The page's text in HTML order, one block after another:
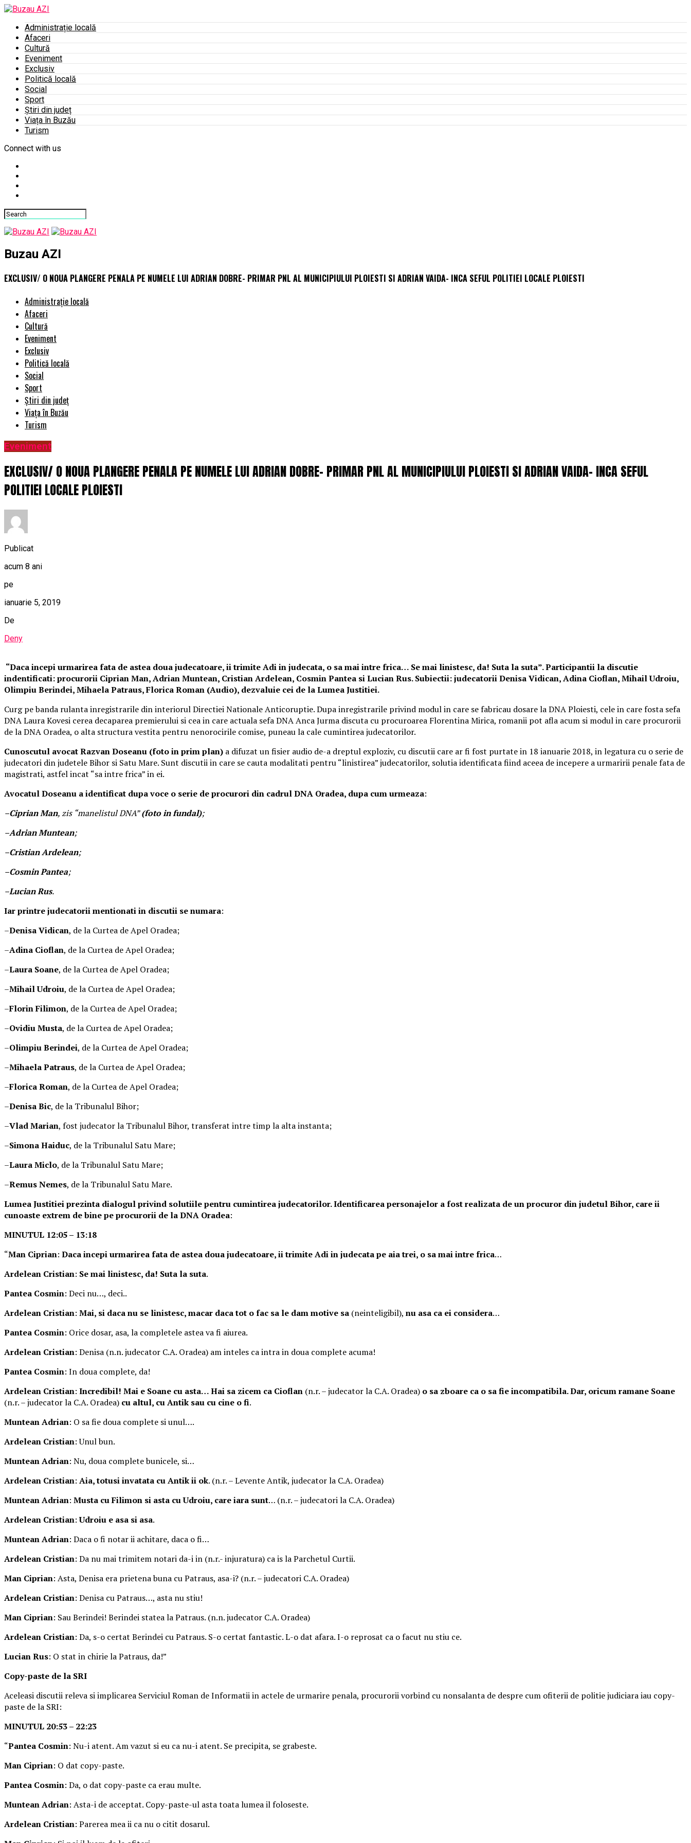
Administrație locală
Afaceri
Cultură
Eveniment
Exclusiv
Politică locală
Social
Sport
Știri din județ
Viața în Buzău
Turism
Connect with us
Buzau AZI
EXCLUSIV/ O NOUA PLANGERE PENALA PE NUMELE LUI ADRIAN DOBRE- PRIMAR PNL AL MUNICIPIULUI PLOIESTI SI ADRIAN VAIDA- INCA SEFUL POLITIEI LOCALE PLOIESTI
Administrație locală
Afaceri
Cultură
Eveniment
Exclusiv
Politică locală
Social
Sport
Știri din județ
Viața în Buzău
Turism
Eveniment
EXCLUSIV/ O NOUA PLANGERE PENALA PE NUMELE LUI ADRIAN DOBRE- PRIMAR PNL AL MUNICIPIULUI PLOIESTI SI ADRIAN VAIDA- INCA SEFUL
POLITIEI LOCALE PLOIESTI
Publicat
acum 8 ani
pe
ianuarie 5, 2019
De
Deny
“Daca incepi urmarirea fata de astea doua judecatoare, ii trimite Adi in judecata, o sa mai intre frica… Se mai linistesc, da! Suta la suta”. Participantii la discutie
indentificati: procurorii Ciprian Man, Adrian Muntean, Cristian Ardelean, Cosmin Pantea si Lucian Rus. Subiectii: judecatorii Denisa Vidican, Adina Cioflan, Mihail Udroiu,
Olimpiu Berindei, Mihaela Patraus, Florica Roman (Audio), dezvaluie cei de la Lumea Justitiei.
Curg pe banda rulanta inregistrarile din interiorul Directiei Nationale Anticoruptie. Dupa inregistrarile privind modul in care se fabricau dosare la DNA Ploiesti, cele in care fosta sefa
DNA Laura Kovesi cerea decaparea premierului si cea in care actuala sefa DNA Anca Jurma discuta cu procuroarea Florentina Mirica, romanii pot afla acum si modul in care procurorii
de la DNA Oradea, o alta structura vestita pentru nenorocirile comise, puneau la cale cumintirea judecatorilor.
Cunoscutul avocat Razvan Doseanu (foto in prim plan) a difuzat un fisier audio de-a dreptul exploziv, cu discutii care ar fi fost purtate in 18 ianuarie 2018, in legatura cu o serie de
judecatori din judetele Bihor si Satu Mare. Sunt discutii in care se cauta modalitati pentru “linistirea” judecatorilor, solutia identificata fiind aceea de incepere a urmaririi penale fata de
magistrati, astfel incat “sa intre frica” in ei.
Avocatul Doseanu a identificat dupa voce o serie de procurori din cadrul DNA Oradea, dupa cum urmeaza:
–Ciprian Man, zis “manelistul DNA”(foto in fundal);
–Adrian Muntean;
–Cristian Ardelean;
–Cosmin Pantea;
–Lucian Rus.
Iar printre judecatorii mentionati in discutii se numara:
–Denisa Vidican, de la Curtea de Apel Oradea;
–Adina Cioflan, de la Curtea de Apel Oradea;
–Laura Soane, de la Curtea de Apel Oradea;
–Mihail Udroiu, de la Curtea de Apel Oradea;
–Florin Filimon, de la Curtea de Apel Oradea;
–Ovidiu Musta, de la Curtea de Apel Oradea;
–Olimpiu Berindei, de la Curtea de Apel Oradea;
–Mihaela Patraus, de la Curtea de Apel Oradea;
–Florica Roman, de la Curtea de Apel Oradea;
–Denisa Bic, de la Tribunalul Bihor;
–Vlad Marian, fost judecator la Tribunalul Bihor, transferat intre timp la alta instanta;
–Simona Haiduc, de la Tribunalul Satu Mare;
–Laura Miclo, de la Tribunalul Satu Mare;
–Remus Nemes, de la Tribunalul Satu Mare.
Lumea Justitiei prezinta dialogul privind solutiile pentru cumintirea judecatorilor. Identificarea personajelor a fost realizata de un procuror din judetul Bihor, care ii
cunoaste extrem de bine pe procurorii de la DNA Oradea:
MINUTUL 12:05 – 13:18
“Man Ciprian: Daca incepi urmarirea fata de astea doua judecatoare, ii trimite Adi in judecata pe aia trei, o sa mai intre frica…
Ardelean Cristian: Se mai linistesc, da! Suta la suta.
Pantea Cosmin: Deci nu…, deci..
Ardelean Cristian: Mai, si daca nu se linistesc, macar daca tot o fac sa le dam motive sa (neinteligibil), nu asa ca ei considera…
Pantea Cosmin: Orice dosar, asa, la completele astea va fi aiurea.
Ardelean Cristian: Denisa (n.n. judecator C.A. Oradea) am inteles ca intra in doua complete acuma!
Pantea Cosmin: In doua complete, da!
Ardelean Cristian: Incredibil! Mai e Soane cu asta… Hai sa zicem ca Cioflan (n.r. – judecator la C.A. Oradea) o sa zboare ca o sa fie incompatibila. Dar, oricum ramane Soane
(n.r. – judecator la C.A. Oradea) cu altul, cu Antik sau cu cine o fi.
Muntean Adrian: O sa fie doua complete si unul….
Ardelean Cristian: Unul bun.
Muntean Adrian: Nu, doua complete bunicele, si…
Ardelean Cristian: Aia, totusi invatata cu Antik ii ok. (n.r. – Levente Antik, judecator la C.A. Oradea)
Muntean Adrian: Musta cu Filimon si asta cu Udroiu, care iara sunt… (n.r. – judecatori la C.A. Oradea)
Ardelean Cristian:Udroiu e asa si asa.
Muntean Adrian: Daca o fi notar ii achitare, daca o fi…
Ardelean Cristian: Da nu mai trimitem notari da-i in (n.r.- injuratura) ca is la Parchetul Curtii.
Man Ciprian: Asta, Denisa era prietena buna cu Patraus, asa-i? (n.r. – judecatori C.A. Oradea)
Ardelean Cristian: Denisa cu Patraus…, asta nu stiu!
Man Ciprian: Sau Berindei! Berindei statea la Patraus. (n.n. judecator C.A. Oradea)
Ardelean Cristian: Da, s-o certat Berindei cu Patraus. S-o certat fantastic. L-o dat afara. I-o reprosat ca o facut nu stiu ce.
Lucian Rus: O stat in chirie la Patraus, da!”
Copy-paste de la SRI
Aceleasi discutii releva si implicarea Serviciul Roman de Informatii in actele de urmarire penala, procurorii vorbind cu nonsalanta de despre cum ofiterii de politie judiciara iau copy-
paste de la SRI:
MINUTUL 20:53 – 22:23
“Pantea Cosmin: Nu-i atent. Am vazut si eu ca nu-i atent. Se precipita, se grabeste.
Man Ciprian: O dat copy-paste.
Pantea Cosmin: Da, o dat copy-paste ca erau multe.
Muntean Adrian: Asta-i de acceptat. Copy-paste-ul asta toata lumea il foloseste.
Ardelean Cristian: Parerea mea ii ca nu o citit dosarul.